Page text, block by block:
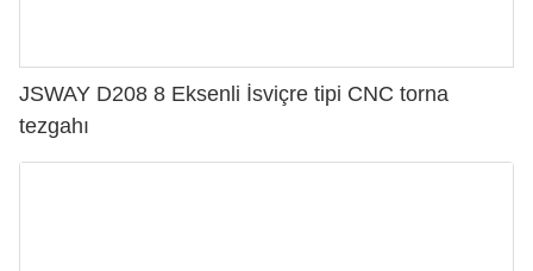
JSWAY D208 8 Eksenli İsviçre tipi CNC torna
tezgahı